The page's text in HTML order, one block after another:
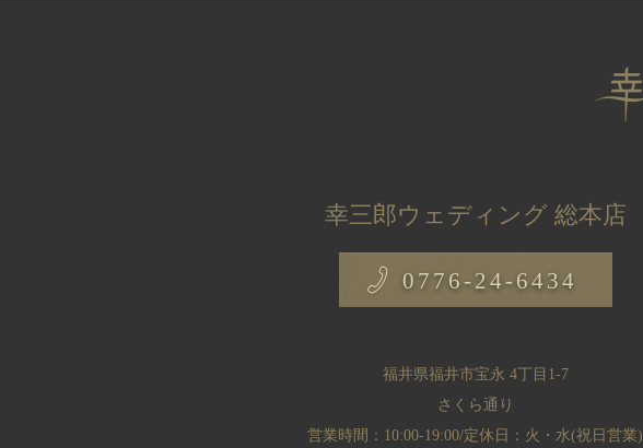
幸三郎ウェディング 総本店
0776-24-6434
福井県福井市宝永 4丁目1-7
さくら通り
営業時間：10:00-19:00/定休日：火・水(祝日営業)